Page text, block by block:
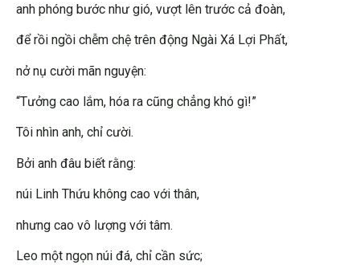
anh phóng bước như gió, vượt lên trước cả đoàn,
để rồi ngồi chễm chệ trên động Ngài Xá Lợi Phất,
nở nụ cười mãn nguyện:
“Tưởng cao lắm, hóa ra cũng chẳng khó gì!”
Tôi nhìn anh, chỉ cười.
Bởi anh đâu biết rằng:
núi Linh Thứu không cao với thân,
nhưng cao vô lượng với tâm.
Leo một ngọn núi đá, chỉ cần sức;